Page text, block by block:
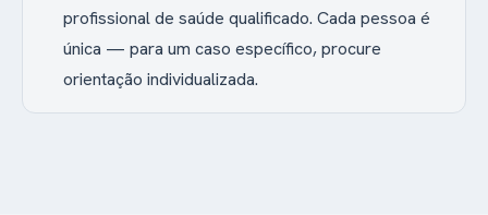
profissional de saúde qualificado. Cada pessoa é
única — para um caso específico, procure
orientação individualizada.